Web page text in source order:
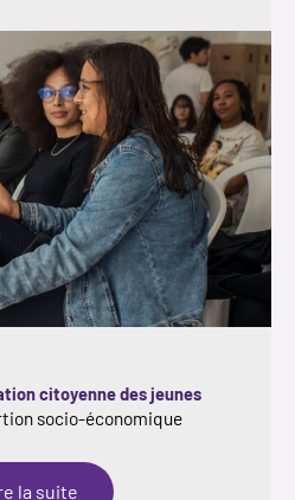
citoyenne des jeunes
socio-économique
la suite